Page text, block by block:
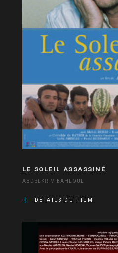
LE SOLEIL ASSASSINÉ
ABDELKRIM BAHLOUL
DÉTAILS DU FILM